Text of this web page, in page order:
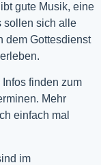
gute Musik, eine
sollen sich alle
dem Gottesdienst
finden zum
Mehr
einfach mal
im